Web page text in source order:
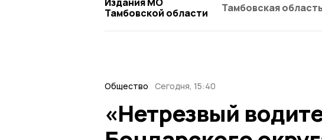
Тамбовской области
Тамбовская
Общество Сегодня, 15:40
«Нетрезвый